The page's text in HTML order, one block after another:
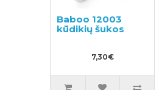
Baboo 12003
kūdikių šukos
7,30€